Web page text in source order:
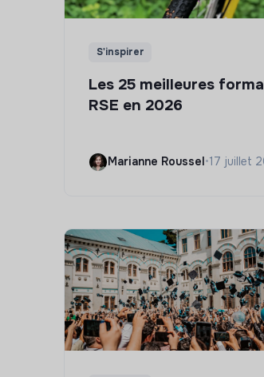
S'inspirer
Les 25 meilleures
RSE en 2026
Marianne Roussel•17 juillet